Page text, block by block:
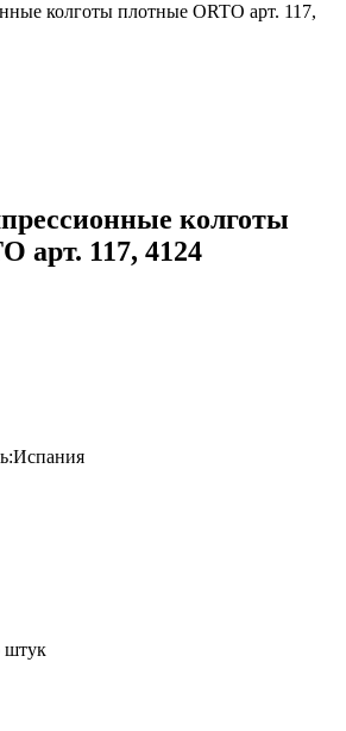
колготы плотные ORTO арт. 117,
колготы
арт. 117, 4124
Испания
штук